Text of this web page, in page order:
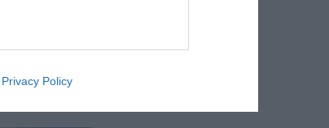
Privacy Policy
ces
unique à